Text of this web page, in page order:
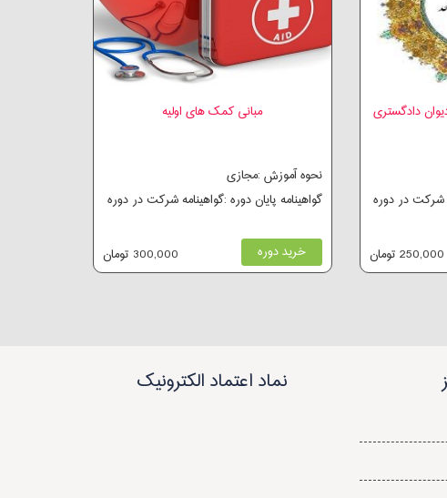
مبانی کمک های اولیه
نحوه آموزش :مجازی
گواهینامه پایان دوره :گواهینامه شرکت در دوره
خرید دوره 300,000 تومان
دادگستری
شرکت در دوره
250,000 تومان
نماد اعتماد الکترونیک